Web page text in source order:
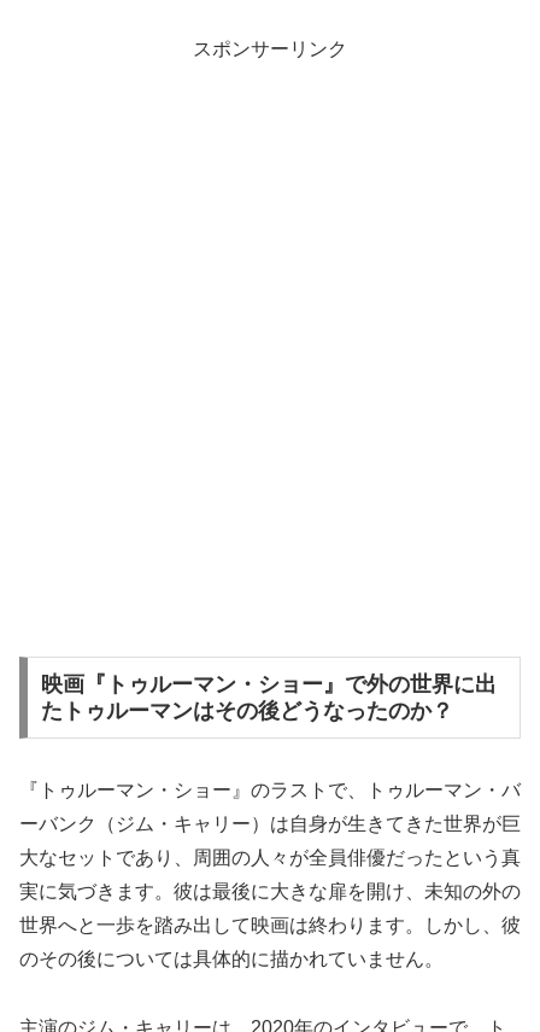
スポンサーリンク
映画『トゥルーマン・ショー』で外の世界に出
たトゥルーマンはその後どうなったのか？
『トゥルーマン・ショー』のラストで、トゥルーマン・バ
ーバンク（ジム・キャリー）は自身が生きてきた世界が巨
大なセットであり、周囲の人々が全員俳優だったという真
実に気づきます。彼は最後に大きな扉を開け、未知の外の
世界へと一歩を踏み出して映画は終わります。しかし、彼
のその後については具体的に描かれていません。
主演のジム・キャリーは、2020年のインタビューで、ト